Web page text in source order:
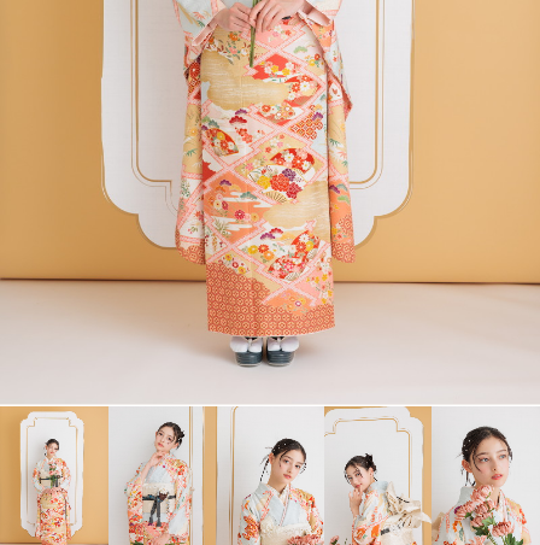
衣裳カタログ
LOOKBOOK
高校3年生の方へ
大学1年生の方へ
大学2年生の方へ
ヘアスタイリング特集
アルバム・写真商品
コンセプト
よくあるご質問